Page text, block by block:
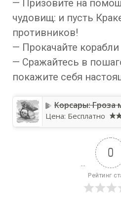
— Призовите на
чудовищ: и пусть
противников!
— Прокачайте
— Сражайтесь в
покажите себя
Корсары: Гроза
Цена: Бесплатно
0
Рейтинг